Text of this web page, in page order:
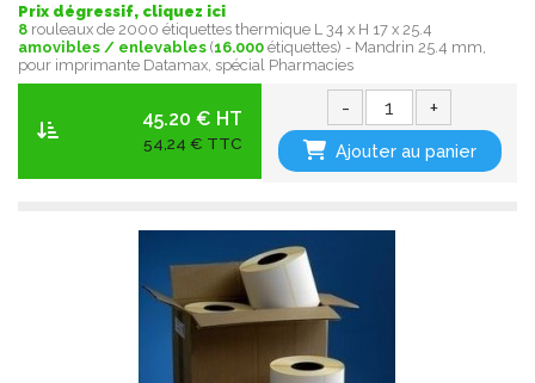
Prix dégressif, cliquez ici
8 rouleaux de 2000 étiquettes thermique L 34 x H 17 x 25.4
amovibles / enlevables (16.000 étiquettes) - Mandrin 25.4 mm,
pour imprimante Datamax, spécial Pharmacies
45.20 € HT
54,24 € TTC
- +
Ajouter au panier